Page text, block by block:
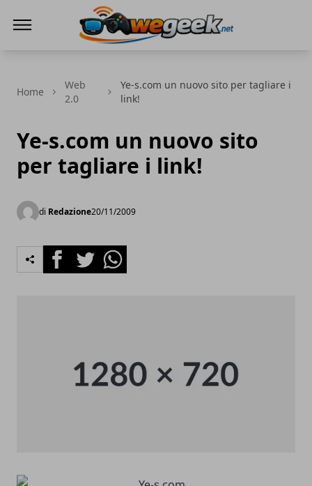
Home
Web
2.0
Ye-s.com un nuovo sito per tagliare i
link!
Ye-s.com un nuovo sito
per tagliare i link!
di Redazione20/11/2009
FacebookTwitterWhatsapp